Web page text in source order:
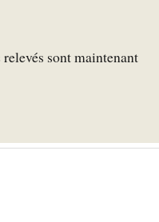
sont maintenant